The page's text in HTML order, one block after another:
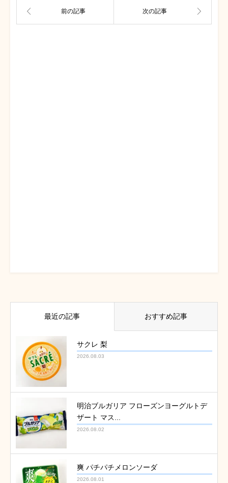
最近の記事 おすすめ記事
サクレ 梨
2026.08.03
明治ブルガリア フローズンヨーグルトデ
ザート マス...
2026.08.02
爽 パチパチメロンソーダ
2026.08.01